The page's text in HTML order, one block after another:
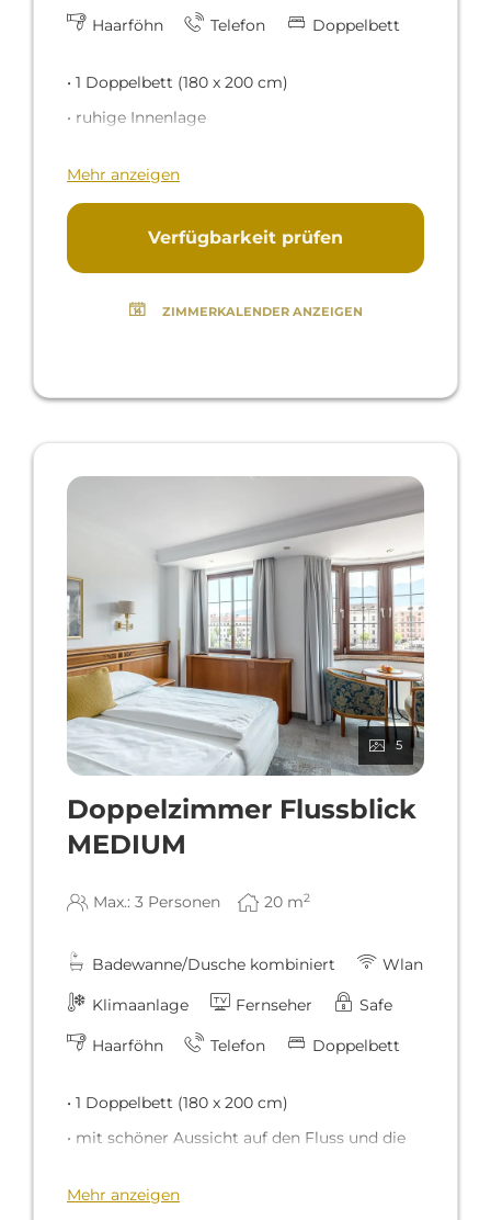
Haarföhn Telefon Doppelbett
• 1 Doppelbett (180 x 200 cm)
• ruhige Innenlage
Hotelinnenseite
gibt, dafür aber viel Ruhe herrscht. Drei
Zimmer dieser Kategorie bieten zudem ein
funkelnden Swarovski-Kristallen verziert.
Mehr anzeigen
Verfügbarkeit prüfen
ZIMMERKALENDER ANZEIGEN
5
Doppelzimmer Flussblick
MEDIUM
Max.: 3 Personen 20 m2
Badewanne/Dusche kombiniert Wlan
Klimaanlage Fernseher Safe
Haarföhn Telefon Doppelbett
• 1 Doppelbett (180 x 200 cm)
• mit schöner Aussicht auf den Fluss und die
Das Zimmer verfügt über ein
Mehr anzeigen